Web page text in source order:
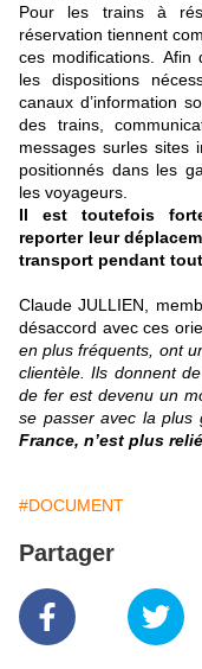
Pour les trains à
réservation tiennent
ces modifications. Afin
les dispositions
canaux d’information
des trains,
messages surles sites
positionnés dans les
les voyageurs.
Il est toutefois
reporter leur
transport pendant
Claude JULLIEN,
désaccord avec ces
en plus fréquents, ont
clientèle. Ils donnent
de fer est devenu un
se passer avec la
France, n’est plus
#DOCUMENT
Partager